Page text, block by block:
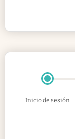
Inicio de sesión